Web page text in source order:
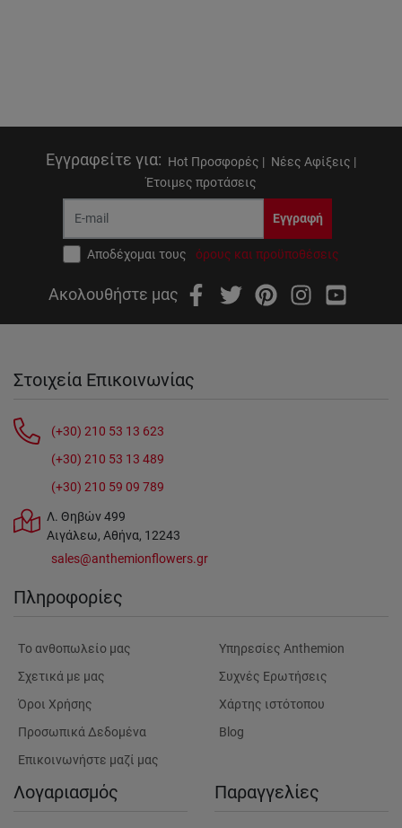
Εγγραφείτε για: Hot Προσφορές | Νέες Αφίξεις |
Έτοιμες προτάσεις
Εγγραφή
Αποδέχομαι τους όρους και προϋποθέσεις
Ακολουθήστε μας
Στοιχεία Επικοινωνίας
(+30) 210 53 13 623
(+30) 210 53 13 489
(+30) 210 59 09 789
Λ. Θηβών 499
Αιγάλεω, Αθήνα, 12243
sales@anthemionflowers.gr
Πληροφορίες
Tο ανθοπωλείο μας
Σχετικά με μας
Όροι Χρήσης
Προσωπικά Δεδομένα
Επικοινωνήστε μαζί μας
Υπηρεσίες Anthemion
Συχνές Ερωτήσεις
Χάρτης ιστότοπου
Blog
Λογαριασμός Παραγγελίες